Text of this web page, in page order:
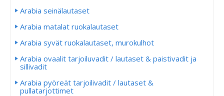
Arabia seinälautaset
Arabia matalat ruokalautaset
Arabia syvät ruokalautaset, murokulhot
Arabia ovaalit tarjoiluvadit / lautaset & paistivadit ja
sillivadit
Arabia pyöreät tarjoilivadit / lautaset &
pullatarjottimet